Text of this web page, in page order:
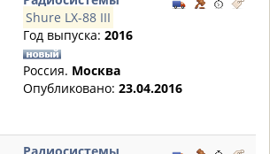
Shure LX-88 III
Год выпуска: 2016
Россия. Москва
Опубликовано: 23.04.2016